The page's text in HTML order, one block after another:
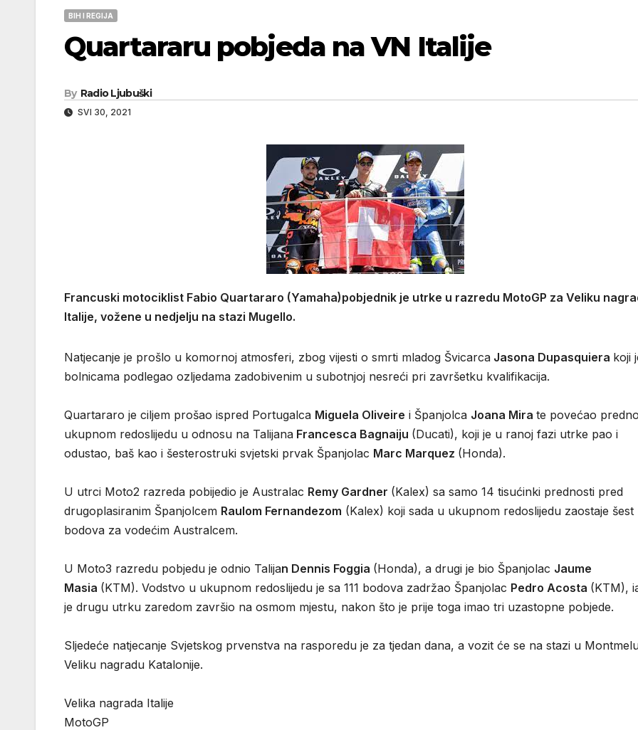
BIH I REGIJA
Quartararu pobjeda na VN Italije
By Radio Ljubuški
SVI 30, 2021
Francuski motociklist Fabio Quartararo (Yamaha)pobjednik je utrke u razredu MotoGP za Veliku
Italije, vožene u nedjelju na stazi Mugello.
Natjecanje je prošlo u komornoj atmosferi, zbog vijesti o smrti mladog Švicarca Jasona Dupasquiera koji
bolnicama podlegao ozljedama zadobivenim u subotnjoj nesreći pri završetku kvalifikacija.
Quartararo je ciljem prošao ispred Portugalca Miguela Oliveire i Španjolca Joana Mira te povećao
ukupnom redoslijedu u odnosu na Talijana Francesca Bagnaiju (Ducati), koji je u ranoj fazi utrke pao i
odustao, baš kao i šesterostruki svjetski prvak Španjolac Marc Marquez (Honda).
U utrci Moto2 razreda pobijedio je Australac Remy Gardner (Kalex) sa samo 14 tisućinki prednosti pred
drugoplasiranim Španjolcem Raulom Fernandezom (Kalex) koji sada u ukupnom redoslijedu zaostaje šest
bodova za vodećim Australcem.
U Moto3 razredu pobjedu je odnio Talijan Dennis Foggia (Honda), a drugi je bio Španjolac Jaume
Masia (KTM). Vodstvo u ukupnom redoslijedu je sa 111 bodova zadržao Španjolac Pedro Acosta (KTM),
je drugu utrku zaredom završio na osmom mjestu, nakon što je prije toga imao tri uzastopne pobjede.
Sljedeće natjecanje Svjetskog prvenstva na rasporedu je za tjedan dana, a vozit će se na stazi u
Veliku nagradu Katalonije.
Velika nagrada Italije
MotoGP